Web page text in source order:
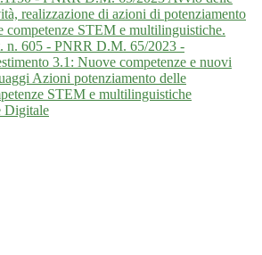
realizzazione di azioni di potenziamento
competenze STEM e multilinguistiche.
n. 605 - PNRR D.M. 65/2023 -
3.1: Nuove competenze e nuovi
Azioni potenziamento delle
STEM e multilinguistiche
Digitale